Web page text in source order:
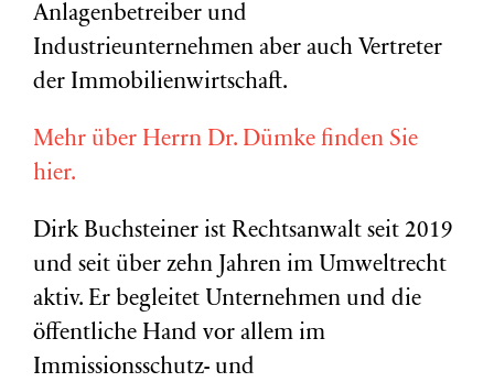
Anlagenbetreiber und
Industrieunternehmen aber auch Vertreter
der Immobilienwirtschaft.
Mehr über Herrn Dr. Dümke finden Sie
hier.
Dirk Buchsteiner ist Rechtsanwalt seit 2019
und seit über zehn Jahren im Umweltrecht
aktiv. Er begleitet Unternehmen und die
öffentliche Hand vor allem im
Immissionsschutz- und